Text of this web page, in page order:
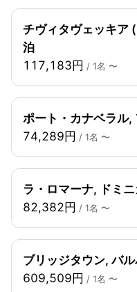
チヴィタヴェッキア
泊
117,183円 / 1名 〜
ポート・カナベラル,
74,289円 / 1名 〜
ラ・ロマーナ, ドミ
82,382円 / 1名 〜
ブリッジタウン, バ
609,509円 / 1名 〜